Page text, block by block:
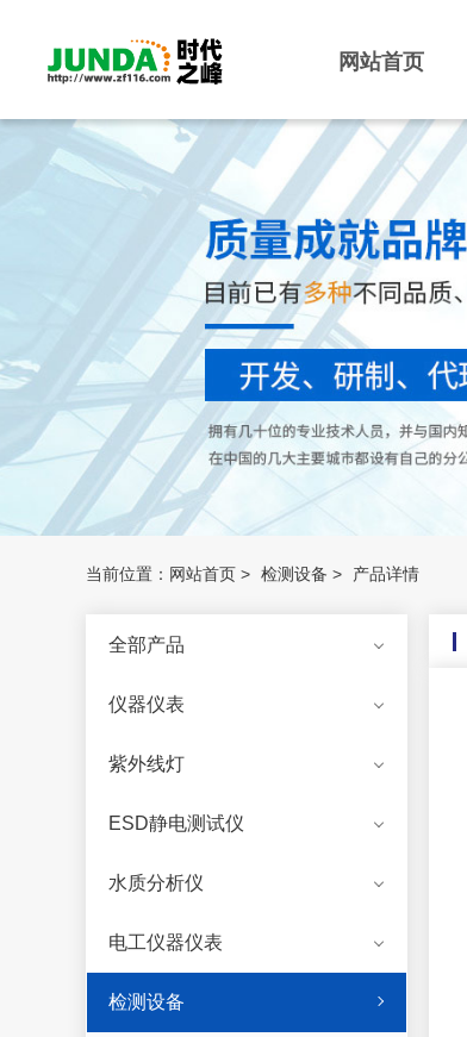
网站首页
当前位置： 网站首页 > 检测设备 > 产品详情
全部产品
仪器仪表
紫外线灯
ESD静电测试仪
水质分析仪
电工仪器仪表
检测设备